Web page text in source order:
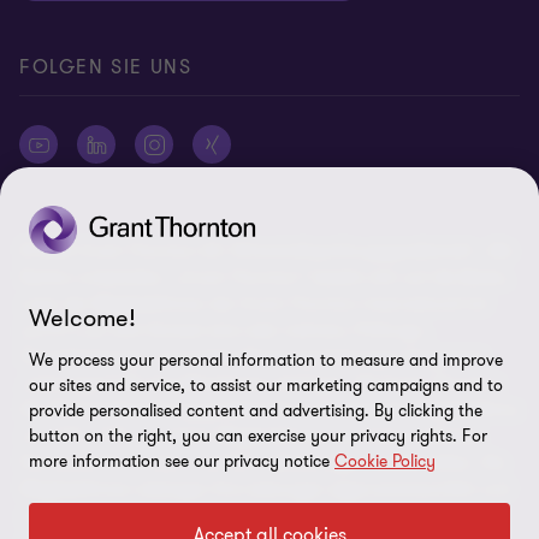
FOLGEN SIE UNS
© 2026 Grant Thornton AG Wirtschaftsprüfungsgesellschaft - Alle
unter der Mitgliedsfirmen der Grant Thornton International Ltd
(„GTIL“), je nach Kontext eine oder mehrere, Prüfungs-,
Steuerberatungs- und andere Beratungs-leistungen (insgesamt
„Leistungen“) für ihre Mandanten erbringen. Die Grant Thornton
AG Wirtschaftsprüfungsgesellschaft ist die deutsche Mitgliedsfirma
von GTIL. GTIL und deren Mitgliedsfirmen sind keine weltweite
Partnerschaft, sondern rechtlich selbständige Gesellschaften. Die
Welcome!
We process your personal information to measure and improve
our sites and service, to assist our marketing campaigns and to
provide personalised content and advertising. By clicking the
button on the right, you can exercise your privacy rights. For
more information see our privacy notice Cookie Policy